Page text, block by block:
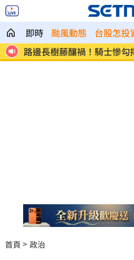
即時 颱風動態 台股怎投
說
路邊長樹藤釀禍！騎士慘勾
彩」
首頁 政治